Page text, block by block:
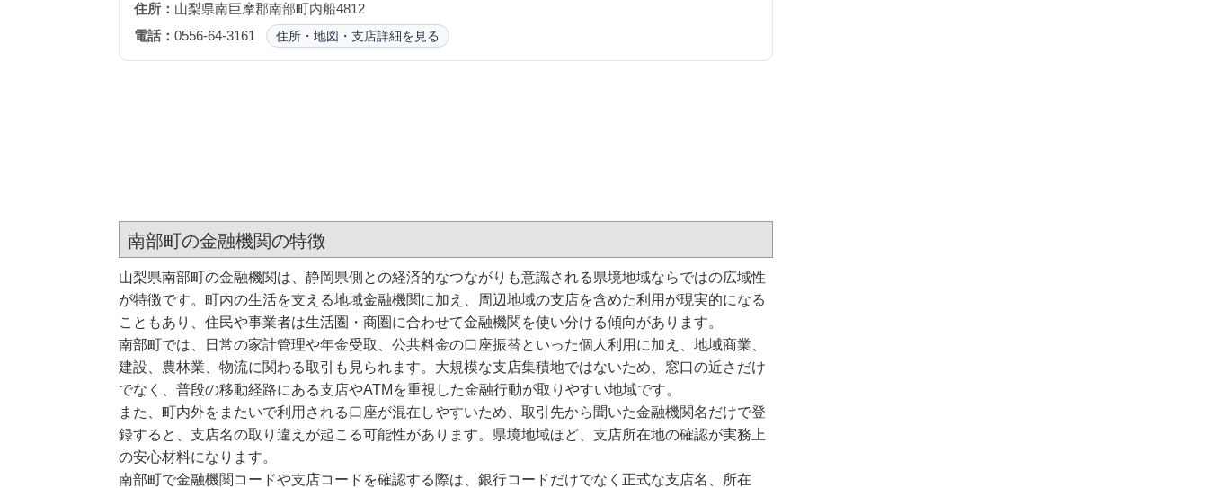
住所： 山梨県南巨摩郡南部町内船4812
電話： 0556-64-3161 住所・地図・支店詳細を見る
南部町の金融機関の特徴
山梨県南部町の金融機関は、静岡県側との経済的なつながりも意識される県境地域ならではの広域性
が特徴です。町内の生活を支える地域金融機関に加え、周辺地域の支店を含めた利用が現実的になる
こともあり、住民や事業者は生活圏・商圏に合わせて金融機関を使い分ける傾向があります。
南部町では、日常の家計管理や年金受取、公共料金の口座振替といった個人利用に加え、地域商業、
建設、農林業、物流に関わる取引も見られます。大規模な支店集積地ではないため、窓口の近さだけ
でなく、普段の移動経路にある支店やATMを重視した金融行動が取りやすい地域です。
また、町内外をまたいで利用される口座が混在しやすいため、取引先から聞いた金融機関名だけで登
録すると、支店名の取り違えが起こる可能性があります。県境地域ほど、支店所在地の確認が実務上
の安心材料になります。
南部町で金融機関コードや支店コードを確認する際は、銀行コードだけでなく正式な支店名、所在